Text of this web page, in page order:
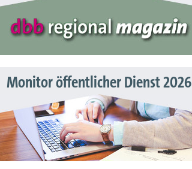
Monitor öffentlicher Dienst 2026